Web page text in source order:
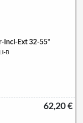
Incl-Ext 32-55"
B
62,20 €